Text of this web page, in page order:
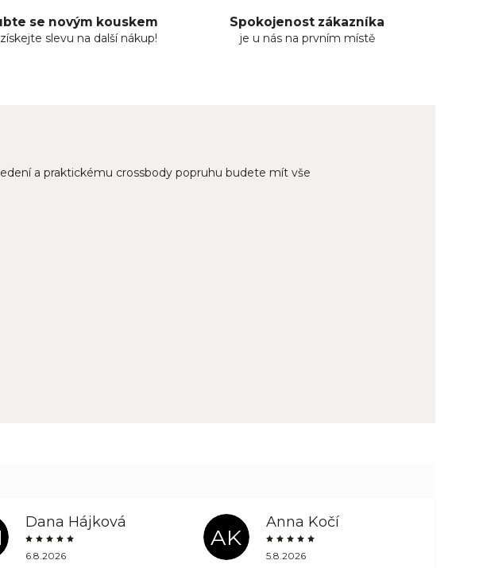
se novým kouskem
slevu na další nákup!
Spokojenost zákazníka
je u nás na prvním místě
a praktickému crossbody popruhu budete mít vše
Dana Hájková
6.8.2026
AK
Anna Kočí
5.8.2026